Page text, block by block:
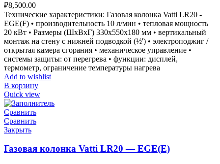
₽8,500.00
Технические характеристики: Газовая колонка Vatti LR20 -
EGE(F) • производительность 10 л/мин • тепловая мощность
20 кВт • Размеры (ШxВxГ) 330x550x180 мм • вертикальный
монтаж на стену с нижней подводкой (½') • электроподжиг /
открытая камера сгорания • механическое управление •
системы защиты: от перегрева • функции: дисплей,
термометр, ограничение температуры нагрева
Add to wishlist
В корзину
Quick view
Сравнить
Сравнить
Закрыть
Газовая колонка Vatti LR20 — EGE(E)